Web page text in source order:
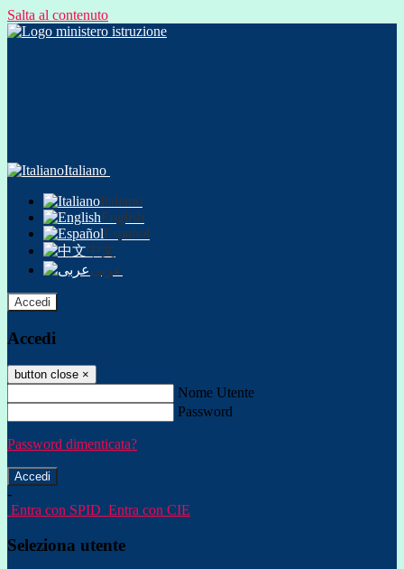
Salta al contenuto
Italiano
Italiano
English
Español
中文
عربى
Accedi
Accedi
button close ×
Nome Utente
Password
Password dimenticata?
-
Entra con SPID Entra con CIE
Seleziona utente